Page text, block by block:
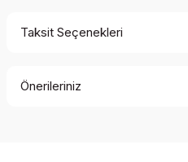
Taksit Seçenekleri
Önerileriniz